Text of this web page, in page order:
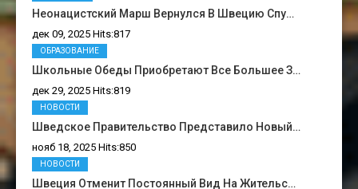
Неонацистский Марш Вернулся В Швецию Спу…
дек 09, 2025 Hits:817
Школьные Обеды Приобретают Все Большее З…
дек 29, 2025 Hits:819
ОБРАЗОВАНИЕ
Шведское Правительство Представило Новый…
нояб 18, 2025 Hits:850
НОВОСТИ
Швеция Отменит Постоянный Вид На Жительс…
НОВОСТИ